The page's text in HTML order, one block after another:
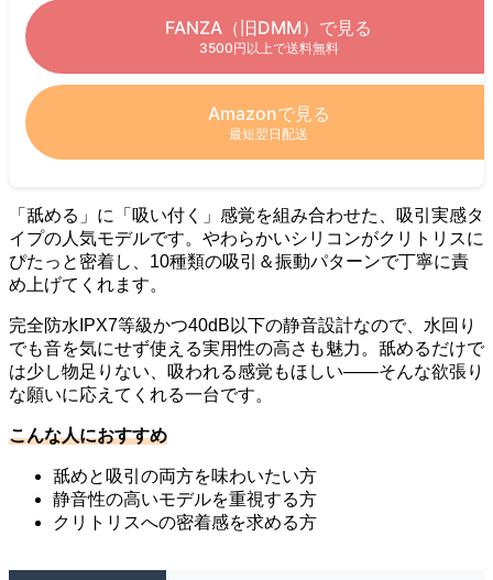
FANZA（旧DMM）で見る
3500円以上で送料無料
Amazonで見る
最短翌日配送
「舐める」に「吸い付く」感覚を組み合わせた、吸引実感タ
イプの人気モデルです。やわらかいシリコンがクリトリスに
ぴたっと密着し、10種類の吸引＆振動パターンで丁寧に責
め上げてくれます。
完全防水IPX7等級かつ40dB以下の静音設計なので、水回り
でも音を気にせず使える実用性の高さも魅力。舐めるだけで
は少し物足りない、吸われる感覚もほしい——そんな欲張り
な願いに応えてくれる一台です。
こんな人におすすめ
舐めと吸引の両方を味わいたい方
静音性の高いモデルを重視する方
クリトリスへの密着感を求める方